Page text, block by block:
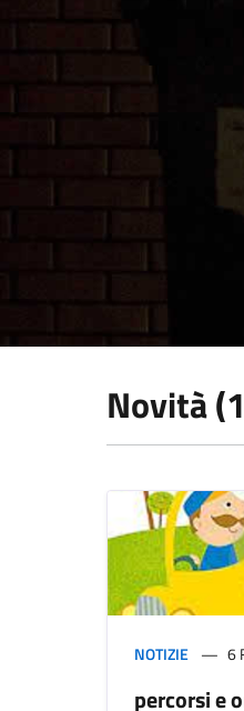
Novità
NOTIZIE 6
percorsi e